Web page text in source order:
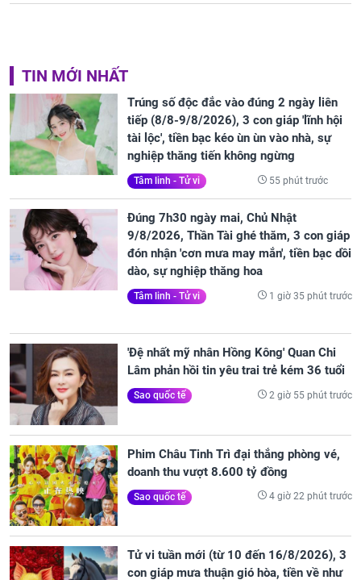
TIN MỚI NHẤT
Trúng số độc đắc vào đúng 2 ngày liên
tiếp (8/8-9/8/2026), 3 con giáp 'lĩnh hội
tài lộc', tiền bạc kéo ùn ùn vào nhà, sự
nghiệp thăng tiến không ngừng
Tâm linh - Tử vi 55 phút trước
Đúng 7h30 ngày mai, Chủ Nhật
9/8/2026, Thần Tài ghé thăm, 3 con giáp
đón nhận 'cơn mưa may mắn', tiền bạc dồi
dào, sự nghiệp thăng hoa
Tâm linh - Tử vi 1 giờ 35 phút trước
'Đệ nhất mỹ nhân Hồng Kông' Quan Chi
Lâm phản hồi tin yêu trai trẻ kém 36 tuổi
Sao quốc tế 2 giờ 55 phút trước
Phim Châu Tinh Trì đại thắng phòng vé,
doanh thu vượt 8.600 tỷ đồng
Sao quốc tế 4 giờ 22 phút trước
Tử vi tuần mới (từ 10 đến 16/8/2026), 3
con giáp mưa thuận gió hòa, tiền về như